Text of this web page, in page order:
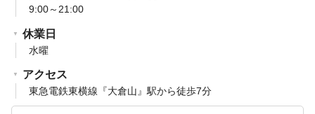
9:00～21:00
休業日
水曜
アクセス
東急電鉄東横線『大倉山』駅から徒歩7分